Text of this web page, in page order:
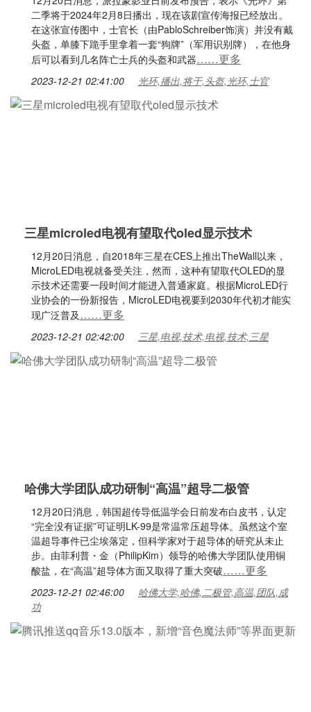
二季将于2024年2月8日播出，现在该剧宣传海报已经放出。
在这张宣传图中，士官长（由PabloSchreiber饰演）并没有戴
头盔，单膝下跪手里拿着一套“狗牌”（军用识别牌），在他身
后可以看到几名阵亡士兵的头盔和武器……更多
2023-12-21 02:41:00 光环,播出,将于,头盔,光环,士官
三星microled电视有望取代oled显示技术
12月20日消息，自2018年三星在CES上推出TheWall以来，
MicroLED电视就备受关注，然而，这种有望取代OLED的显
示技术还需要一段时间才能进入普通家庭。根据MicroLED行
业协会的一份新报告，MicroLED电视要到2030年代初才能实
现广泛普及……更多
2023-12-21 02:42:00 三星,电视,技术,电视,技术,三星
哈佛大学团队成功研制“高温”超导二极管
12月20日消息，韩国超传导低温学会日前发布白皮书，认定
“完全没有证据”可证明LK-99是常温常压超导体。虽然这个室
温超导事件已尘埃落定，但科学家对于超导体的研究从未止
步。由菲利普・金（PhilipKim）领导的哈佛大学团队使用铜
酸盐，在“高温”超导体方面又取得了重大突破……更多
2023-12-21 02:46:00
哈佛大学,哈佛,二极管,高温,团队,成
功